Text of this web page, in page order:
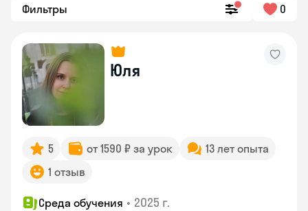
Фильтры 0
Юля
5 от 1590 ₽ за урок
13 лет опыта
1 отзыв
Среда обучения • 2025 г.